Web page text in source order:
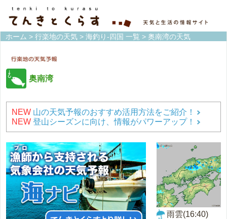
ホーム > 行楽地の天気 > 海釣り-四国 一覧 > 奥南湾の天気
奥南湾
NEW 山の天気予報のおすすめ活用方法をご紹介！
NEW 登山シーズンに向け、情報がパワーアップ！
雨雲(16:40)